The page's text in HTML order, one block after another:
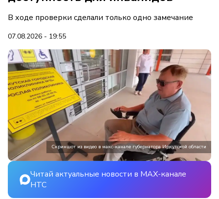
В ходе проверки сделали только одно замечание
07.08.2026 - 19:55
Скриншот из видео в макс-канале губернатора Иркутской области
Читай актуальные новости в MAX-канале
НТС